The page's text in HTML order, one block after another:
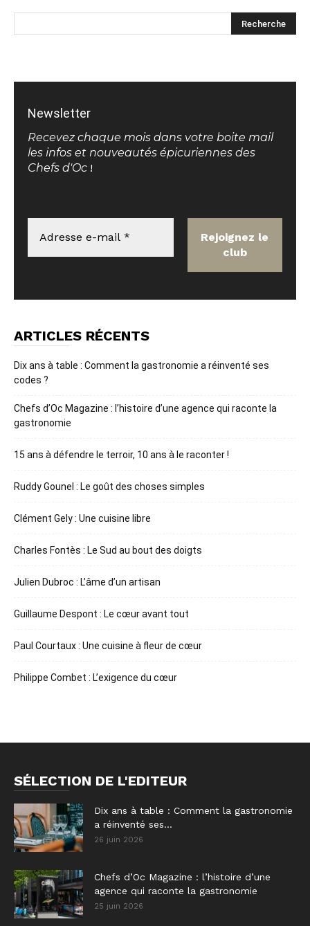
Newsletter
Recevez chaque mois dans votre boite mail
les infos et nouveautés épicuriennes des
Chefs d'Oc !
ARTICLES RÉCENTS
Dix ans à table : Comment la gastronomie a réinventé ses
codes ?
Chefs d’Oc Magazine : l’histoire d’une agence qui raconte la
gastronomie
15 ans à défendre le terroir, 10 ans à le raconter !
Ruddy Gounel : Le goût des choses simples
Clément Gely : Une cuisine libre
Charles Fontès : Le Sud au bout des doigts
Julien Dubroc : L’âme d’un artisan
Guillaume Despont : Le cœur avant tout
Paul Courtaux : Une cuisine à fleur de cœur
Philippe Combet : L’exigence du cœur
SÉLECTION DE L'EDITEUR
Dix ans à table : Comment la gastronomie
a réinventé ses...
26 juin 2026
Chefs d’Oc Magazine : l’histoire d’une
agence qui raconte la gastronomie
25 juin 2026